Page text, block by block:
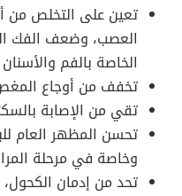
تعين على التخلص من
العصب، وضعف الفك
الخاصة بالفم
تخفف من أوجاع
تقي من الإصابة
تحسن المظهر العام
وخاصة في مرحلة
تحد من إدمان